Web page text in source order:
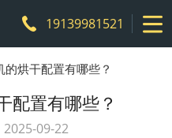
19139981521
的烘干配置有哪些？
配置有哪些？
09-22